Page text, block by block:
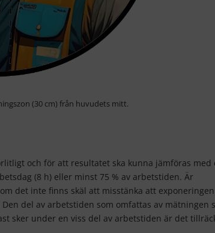
(30 cm) från huvudets mitt.
och för att resultatet ska kunna jämföras med
(8 h) eller minst 75 % av arbetstiden. Är
det inte finns skäl att misstänka att exponeringen
del av arbetstiden som omfattas av mätningen
sker under en viss del av arbetstiden är det